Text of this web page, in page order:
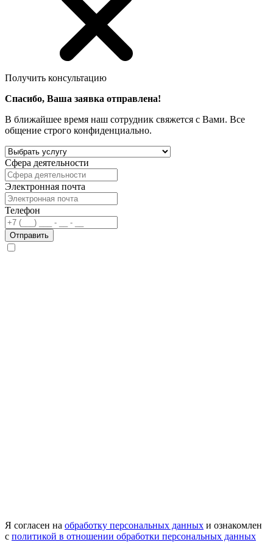
Получить консультацию
Спасибо, Ваша заявка отправлена!
В ближайшее время наш сотрудник свяжется с Вами. Все
общение строго конфиденциально.
Сфера деятельности
Электронная почта
Телефон
Отправить
Я согласен на обработку персональных данных и ознакомлен
с политикой в отношении обработки персональных данных